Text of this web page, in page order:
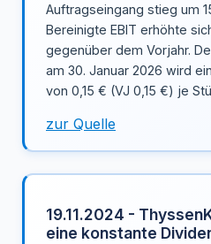
Auftragseingang stieg um
Bereinigte EBIT erhöhte
gegenüber dem Vorjahr.
am 30. Januar 2026 wird
von 0,15 € (VJ 0,15 €) je
zur Quelle
19.11.2024 -
eine konstante